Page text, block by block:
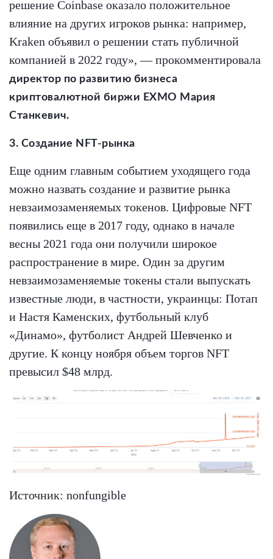
решение Coinbase оказало положительное
влияние на других игроков рынка: например,
Kraken объявил о решении стать публичной
компанией в 2022 году», — прокомментировала
директор по развитию бизнеса
криптовалютной биржи EXMO Мария
Станкевич.
3. Создание NFT-рынка
Еще одним главным событием уходящего года
можно назвать создание и развитие рынка
невзаимозаменяемых токенов. Цифровые NFT
появились еще в 2017 году, однако в начале
весны 2021 года они получили широкое
распространение в мире. Один за другим
невзаимозаменяемые токены стали выпускать
известные люди, в частности, украинцы: Потап
и Настя Каменских, футбольный клуб
«Динамо», футболист Андрей Шевченко и
другие. К концу ноября объем торгов NFT
превысил $48 млрд.
Источник: nonfungible